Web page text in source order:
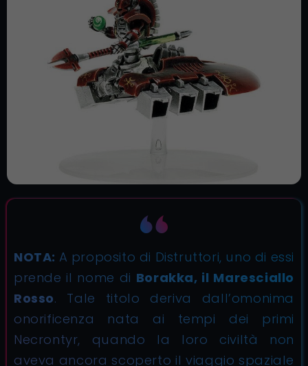
NOTA: A proposito di Distruttori, uno di essi
prende il nome di Borakka, il Maresciallo
Rosso. Tale titolo deriva dall’omonima
onorificenza nata ai tempi dei primi
Necrontyr, quando la loro civiltà non
aveva ancora scoperto il viaggio spaziale